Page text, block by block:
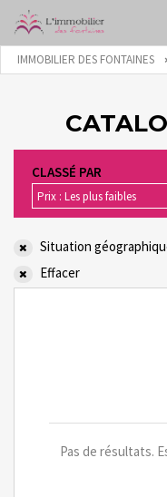
IMMOBILIER DES FONTAINES
CLASSÉ PAR
Prix : Les plus faibles
Situation
Effacer
Pas de résultats.